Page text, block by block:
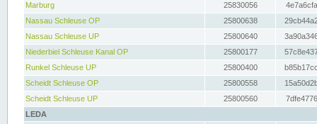
Marburg
25830056
Nassau Schleuse OP
25800638
Nassau Schleuse UP
25800640
Niederbiel Schleuse Kanal OP
25800177
Runkel Schleuse UP
25800400
Scheidt Schleuse OP
25800558
Scheidt Schleuse UP
25800560
LEDA